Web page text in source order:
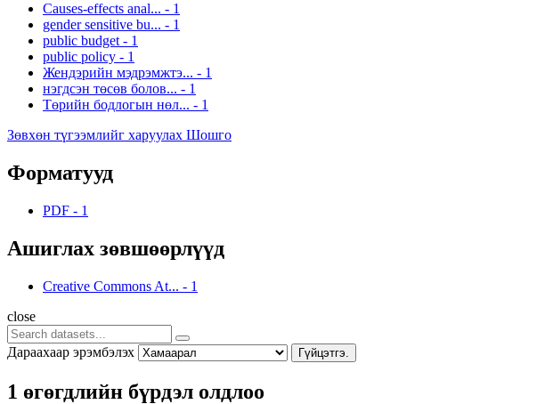
Causes-effects anal... - 1
gender sensitive bu... - 1
public budget - 1
public policy - 1
Жендэрийн мэдрэмжтэ... - 1
нэгдсэн төсөв болов... - 1
Төрийн бодлогын нөл... - 1
Зөвхөн түгээмлийг харуулах Шошго
Форматууд
PDF - 1
Ашиглах зөвшөөрлүүд
Creative Commons At... - 1
close
Дараахаар эрэмбэлэх Гүйцэтгэ.
1 өгөгдлийн бүрдэл олдлоо